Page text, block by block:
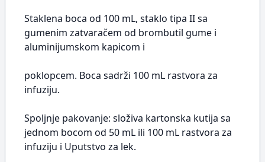
Staklena boca od 100 mL, staklo tipa II sa
gumenim zatvaračem od brombutil gume i
aluminijumskom kapicom i
poklopcem. Boca sadrži 100 mL rastvora za
infuziju.
Spoljnje pakovanje: složiva kartonska kutija sa
jednom bocom od 50 mL ili 100 mL rastvora za
infuziju i Uputstvo za lek.